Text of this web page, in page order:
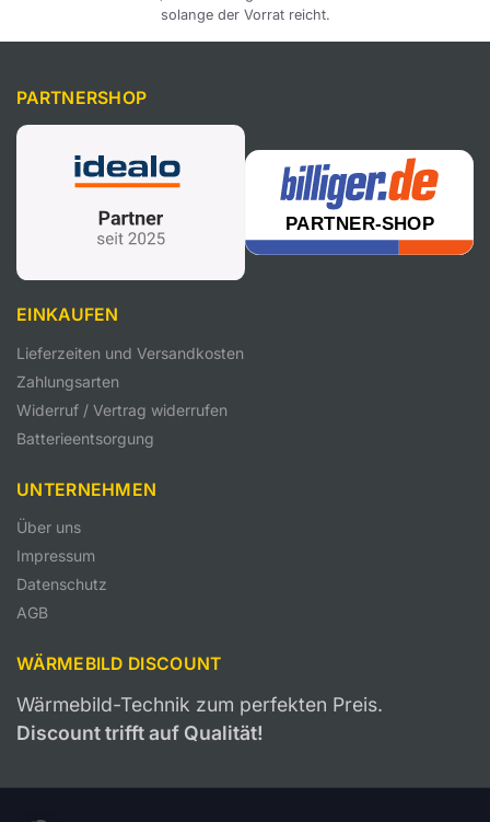
solange der Vorrat reicht.
PARTNERSHOP
EINKAUFEN
Lieferzeiten und Versandkosten
Zahlungsarten
Widerruf / Vertrag widerrufen
Batterieentsorgung
UNTERNEHMEN
Über uns
Impressum
Datenschutz
AGB
WÄRMEBILD DISCOUNT
Wärmebild-Technik zum perfekten Preis.
Discount trifft auf Qualität!